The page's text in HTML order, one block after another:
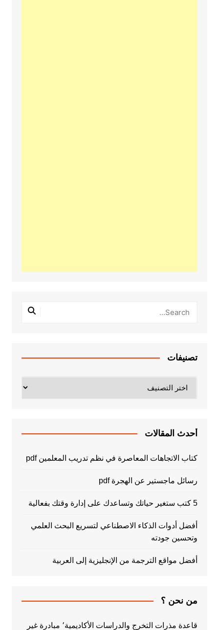
تصنيفات
أحدث المقالات
كتاب الاتجاهات المعاصرة في نظم تدريب المعلمين pdf
رسائل ماجستير عن الهجرة pdf
5 كتب ستغير حياتك وتساعدك على إدارة وقتك بفعالية
أفضل أدوات الذكاء الاصطناعي لتسريع البحث العلمي
وتحسين جودته
أفضل مواقع الترجمة من الإنجليزية إلى العربية
من نحن ؟
قاعدة مذرات التخرج والدراسات الأكاديمية٬ مبادرة غير